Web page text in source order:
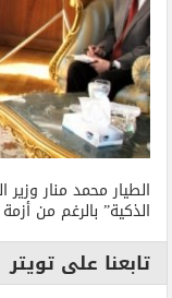
الطيار محمد منار
الذكية” بالرغم من
تابعنا على تويتر